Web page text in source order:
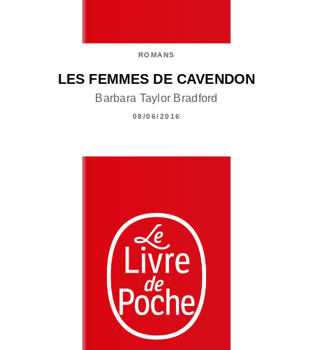
ROMANS
LES FEMMES DE CAVENDON
Barbara Taylor Bradford
08/06/2016